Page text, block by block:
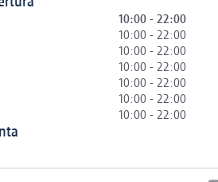
10:00 - 22:00
10:00 - 22:00
10:00 - 22:00
10:00 - 22:00
10:00 - 22:00
10:00 - 22:00
10:00 - 22:00